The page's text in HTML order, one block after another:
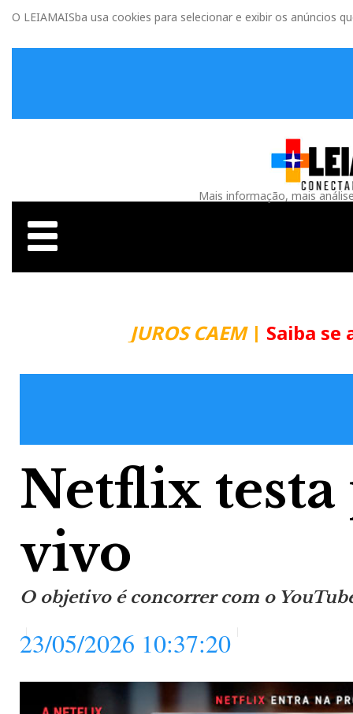
O LEIAMAISba usa cookies para selecionar e exibir os anúncios
Mais informação, mais
JUROS CAEM| Saiba se
Netflix testa
vivo
O objetivo é concorrer com o
23/05/2026 10:37:20